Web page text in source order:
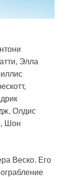
Элла
Олдис
Шон
Веско. Его